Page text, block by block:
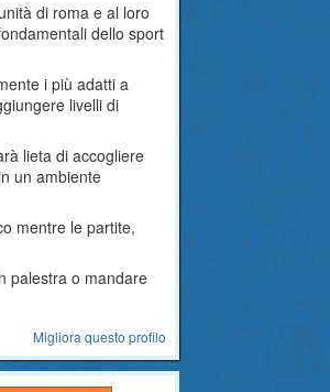
di roma e al loro
dello sport
i più adatti a
livelli di
lieta di accogliere
un ambiente
mentre le partite,
palestra o mandare
Migliora questo profilo